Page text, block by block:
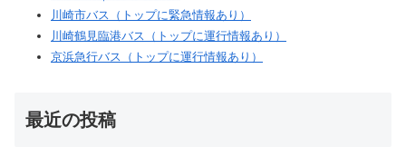
川崎市バス（トップに緊急情報あり）
川崎鶴見臨港バス（トップに運行情報あり）
京浜急行バス（トップに運行情報あり）
最近の投稿